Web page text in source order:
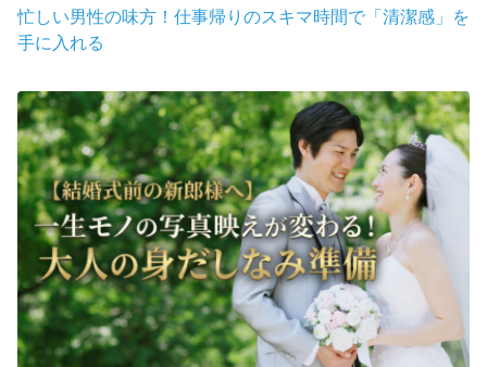
忙しい男性の味方！仕事帰りのスキマ時間で「清潔感」を
手に入れる